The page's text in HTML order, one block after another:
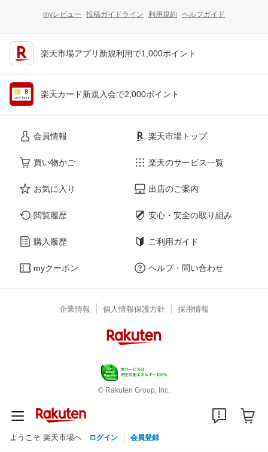
myレビュー 投稿ガイドライン 利用規約 ヘルプガイド
楽天市場アプリ新規利用で1,000ポイント
楽天カード新規入会で2,000ポイント
会員情報
買い物かご
お気に入り
閲覧履歴
購入履歴
myクーポン
楽天市場トップ
楽天のサービス一覧
出店のご案内
安心・安全の取り組み
ご利用ガイド
ヘルプ・問い合わせ
企業情報 個人情報保護方針 採用情報
© Rakuten Group, Inc.
ようこそ 楽天市場へ ログイン 会員登録